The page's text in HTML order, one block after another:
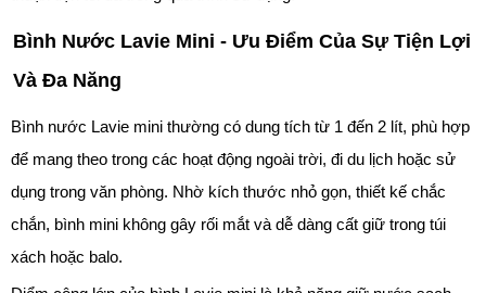
Bình Nước Lavie Mini - Ưu Điểm Của Sự Tiện Lợi
Và Đa Năng
Bình nước Lavie mini thường có dung tích từ 1 đến 2 lít, phù hợp
để mang theo trong các hoạt động ngoài trời, đi du lịch hoặc sử
dụng trong văn phòng. Nhờ kích thước nhỏ gọn, thiết kế chắc
chắn, bình mini không gây rối mắt và dễ dàng cất giữ trong túi
xách hoặc balo.